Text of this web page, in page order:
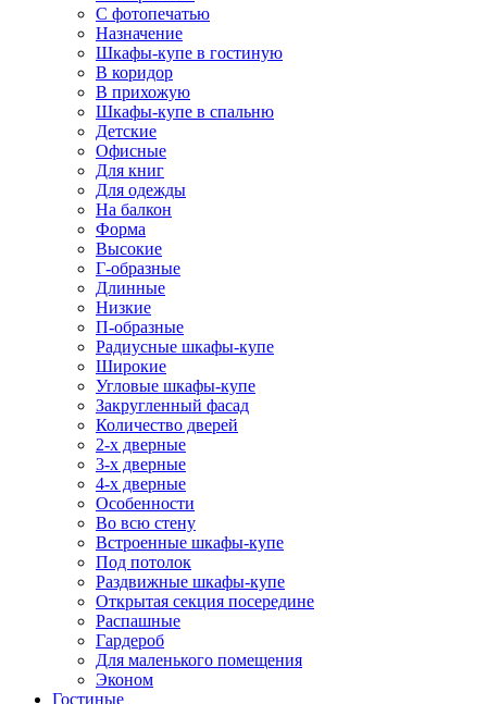
С фотопечатью
Назначение
Шкафы-купе в гостиную
В коридор
В прихожую
Шкафы-купе в спальню
Детские
Офисные
Для книг
Для одежды
На балкон
Форма
Высокие
Г-образные
Длинные
Низкие
П-образные
Радиусные шкафы-купе
Широкие
Угловые шкафы-купе
Закругленный фасад
Количество дверей
2-х дверные
3-х дверные
4-х дверные
Особенности
Во всю стену
Встроенные шкафы-купе
Под потолок
Раздвижные шкафы-купе
Открытая секция посередине
Распашные
Гардероб
Для маленького помещения
Эконом
Гостиные